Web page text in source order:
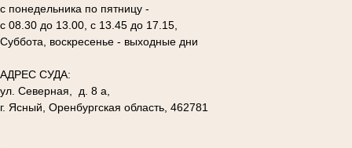
с понедельника по пятницу -
с 08.30 до 13.00, с 13.45 до 17.15,
Суббота, воскресенье - выходные дни
АДРЕС СУДА:
ул. Северная, д. 8 а,
г. Ясный, Оренбургская область, 462781